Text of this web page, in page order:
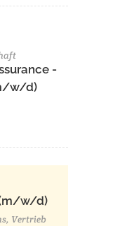
-
w/d)
(m/w/d)
Vertrieb